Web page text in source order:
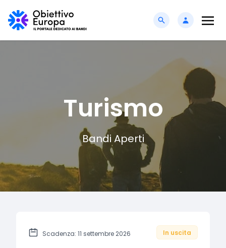
Turismo
Bandi Aperti
Scadenza: 11 settembre 2026 In uscita